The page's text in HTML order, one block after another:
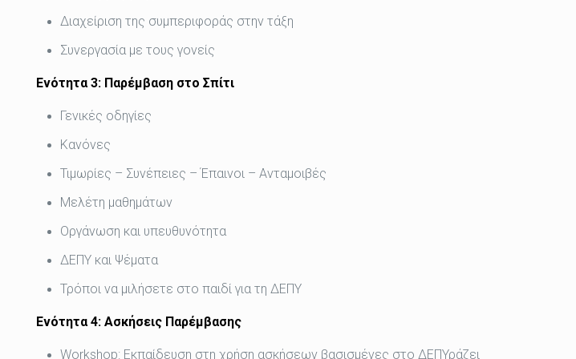
Διαχείριση της συμπεριφοράς στην τάξη
Συνεργασία με τους γονείς
Ενότητα 3: Παρέμβαση στο Σπίτι
Γενικές οδηγίες
Κανόνες
Τιμωρίες – Συνέπειες – Έπαινοι – Ανταμοιβές
Μελέτη μαθημάτων
Οργάνωση και υπευθυνότητα
ΔΕΠΥ και Ψέματα
Τρόποι να μιλήσετε στο παιδί για τη ΔΕΠΥ
Ενότητα 4: Ασκήσεις Παρέμβασης
Workshop: Εκπαίδευση στη χρήση ασκήσεων βασισμένες στο ΔΕΠΥράζει